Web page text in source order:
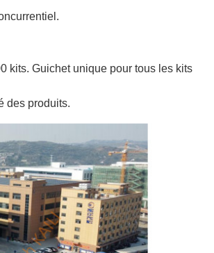
kits. Guichet unique pour tous les kits
des produits.